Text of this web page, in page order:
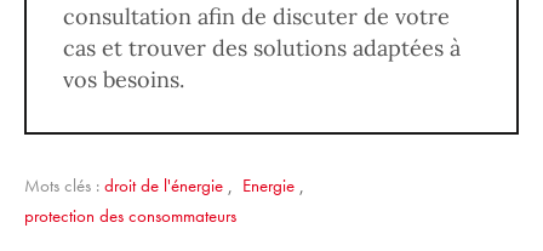
consultation afin de discuter de votre
cas et trouver des solutions adaptées à
vos besoins.
Mots clés : droit de l'énergie , Energie ,
protection des consommateurs